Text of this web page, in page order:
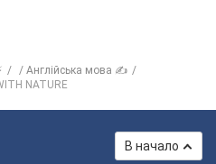
Англійська мова ✍
NATURE
В начало